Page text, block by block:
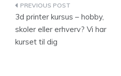
Indlægsnavigation
3d printer kursus – hobby,
skoler eller erhverv? Vi har
kurset til dig